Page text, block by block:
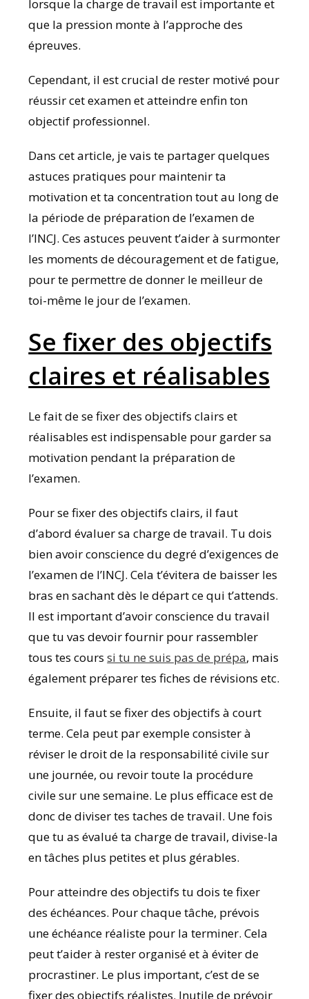
lorsque la charge de travail est importante et
que la pression monte à l’approche des
épreuves.
Cependant, il est crucial de rester motivé pour
réussir cet examen et atteindre enfin ton
objectif professionnel.
Dans cet article, je vais te partager quelques
astuces pratiques pour maintenir ta
motivation et ta concentration tout au long de
la période de préparation de l’examen de
l’INCJ. Ces astuces peuvent t’aider à surmonter
les moments de découragement et de fatigue,
pour te permettre de donner le meilleur de
toi-même le jour de l’examen.
Se fixer des objectifs
claires et réalisables
Le fait de se fixer des objectifs clairs et
réalisables est indispensable pour garder sa
motivation pendant la préparation de
l’examen.
Pour se fixer des objectifs clairs, il faut
d’abord évaluer sa charge de travail. Tu dois
bien avoir conscience du degré d’exigences de
l’examen de l’INCJ. Cela t’évitera de baisser les
bras en sachant dès le départ ce qui t’attends.
Il est important d’avoir conscience du travail
que tu vas devoir fournir pour rassembler
tous tes courssi tu ne suis pas de prépa, mais
également préparer tes fiches de révisions etc.
Ensuite, il faut se fixer des objectifs à court
terme. Cela peut par exemple consister à
réviser le droit de la responsabilité civile sur
une journée, ou revoir toute la procédure
civile sur une semaine. Le plus efficace est de
donc de diviser tes taches de travail. Une fois
que tu as évalué ta charge de travail, divise-la
en tâches plus petites et plus gérables.
Pour atteindre des objectifs tu dois te fixer
des échéances. Pour chaque tâche, prévois
une échéance réaliste pour la terminer. Cela
peut t’aider à rester organisé et à éviter de
procrastiner. Le plus important, c’est de se
fixer des objectifs réalistes. Inutile de prévoir